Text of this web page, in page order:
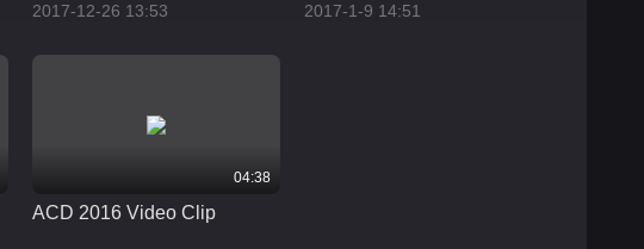
2017-12-26 13:53 2017-1-9 14:51
04:38
ACD 2016 Video Clip